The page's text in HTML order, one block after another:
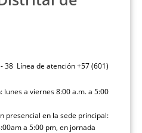
38 Línea de atención +57 (601)
lunes a viernes 8:00 a.m. a 5:00
presencial en la sede principal:
a 5:00 pm, en jornada